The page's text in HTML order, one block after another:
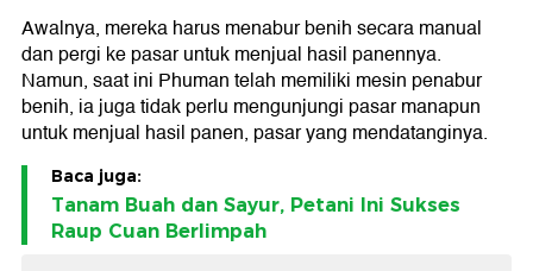
Awalnya, mereka harus menabur benih secara manual
dan pergi ke pasar untuk menjual hasil panennya.
Namun, saat ini Phuman telah memiliki mesin penabur
benih, ia juga tidak perlu mengunjungi pasar manapun
untuk menjual hasil panen, pasar yang mendatanginya.
Baca juga:
Tanam Buah dan Sayur, Petani Ini Sukses
Raup Cuan Berlimpah